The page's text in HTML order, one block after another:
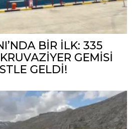
BİR İLK: 335
GEMİSİ
GELDİ!